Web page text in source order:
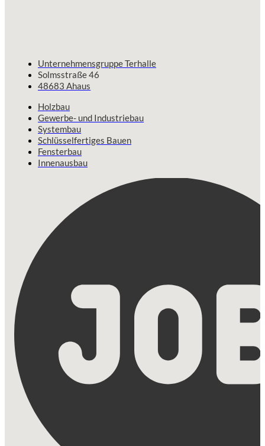
Unternehmensgruppe Terhalle
Solmsstraße 46
48683 Ahaus
Holzbau
Gewerbe- und Industriebau
Systembau
Schlüsselfertiges Bauen
Fensterbau
Innenausbau